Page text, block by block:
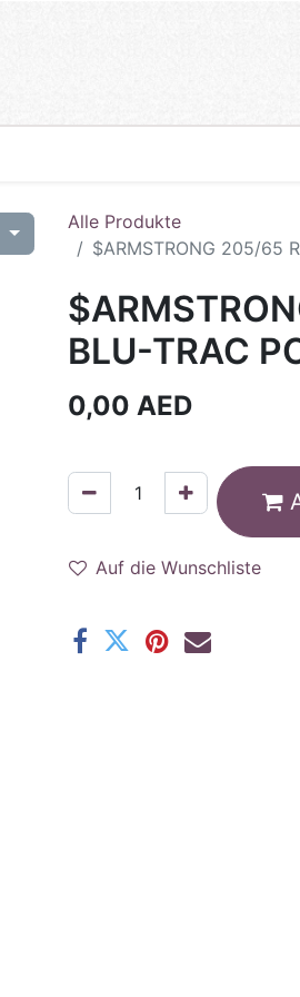
Alle Produkte
$ARMSTRONG 205/65
BLU-TRAC
0,00 AED
Auf die Wunschliste